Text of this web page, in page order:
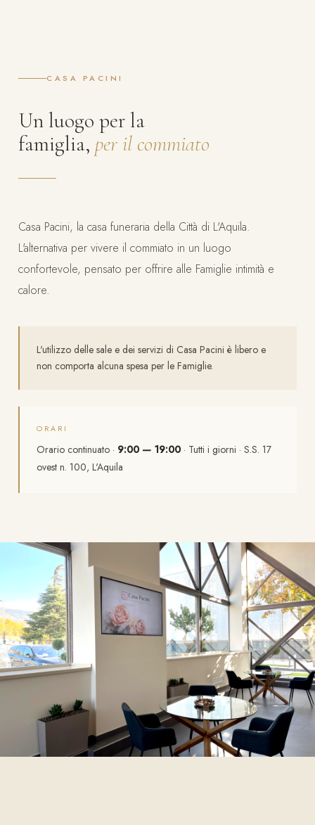
CASA PACINI
Un luogo per la
famiglia, per il commiato
Casa Pacini, la casa funeraria della Città di L'Aquila.
L'alternativa per vivere il commiato in un luogo
confortevole, pensato per offrire alle Famiglie intimità e
calore.
L'utilizzo delle sale e dei servizi di Casa Pacini è libero e
non comporta alcuna spesa per le Famiglie.
ORARI
Orario continuato · 9:00 — 19:00 · Tutti i giorni · S.S. 17
ovest n. 100, L'Aquila